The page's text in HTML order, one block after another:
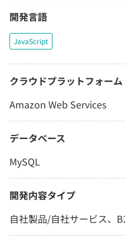
開発言語
JavaScript
クラウドプラットフォーム
Amazon Web Services
データベース
MySQL
開発内容タイプ
自社製品/自社サービス、